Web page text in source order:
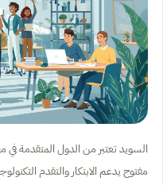
السويد تعتبر من الدول
مفتوح يدعم الابتكار والتقدم